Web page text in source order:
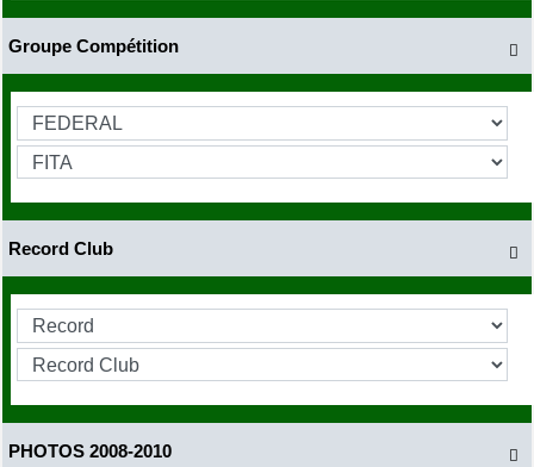

Groupe Compétition

Record Club

PHOTOS 2008-2010